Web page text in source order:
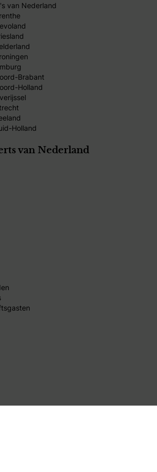
van Nederland
Brabant
Holland
Holland
van Nederland